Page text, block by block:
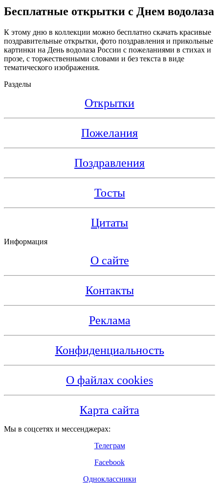
Бесплатные открытки с Днем водолаза
К этому дню в коллекции можно бесплатно скачать красивые
поздравительные открытки, фото поздравления и прикольные
картинки на День водолаза России с пожеланиями в стихах и
прозе, с торжественными словами и без текста в виде
тематического изображения.
Разделы
Открытки
Пожелания
Поздравления
Тосты
Цитаты
Информация
О сайте
Контакты
Реклама
Конфиденциальность
О файлах cookies
Карта сайта
Мы в соцсетях и мессенджерах:
Телеграм
Facebook
Одноклассники